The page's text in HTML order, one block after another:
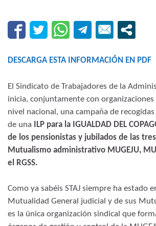
DESCARGA ESTA INFORMACIÓN EN PDF
El Sindicato de Trabajadores de la
inicia, conjuntamente con organizaciones
nivel nacional, una campaña de
de una
ILP para la IGUALDAD DEL
de los pensionistas y jubilados de las
Mutualismo administrativo MUGEJU,
el RGSS.
Como ya sabéis STAJ siempre ha estado
Mutualidad General judicial y de sus
es la única organización sindical que